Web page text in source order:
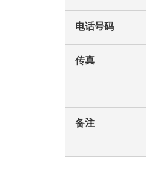
电话号码
传真
备注